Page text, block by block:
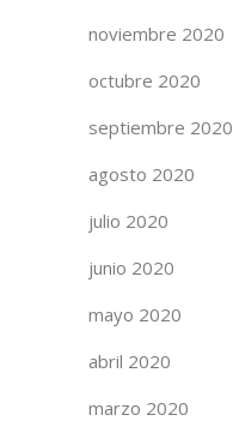
noviembre 2020
octubre 2020
septiembre 2020
agosto 2020
julio 2020
junio 2020
mayo 2020
abril 2020
marzo 2020